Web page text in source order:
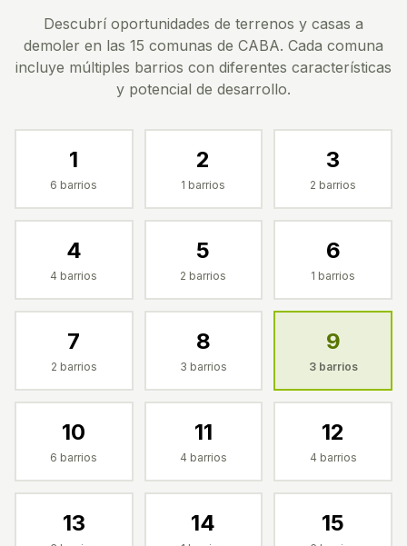
Descubrí oportunidades de terrenos y casas a
demoler en las 15 comunas de CABA. Cada comuna
incluye múltiples barrios con diferentes características
y potencial de desarrollo.
1
6 barrios
2
1 barrios
3
2 barrios
4
4 barrios
5
2 barrios
6
1 barrios
7
2 barrios
8
3 barrios
9
3barrios
10
6 barrios
11
4 barrios
12
4 barrios
13 14 15